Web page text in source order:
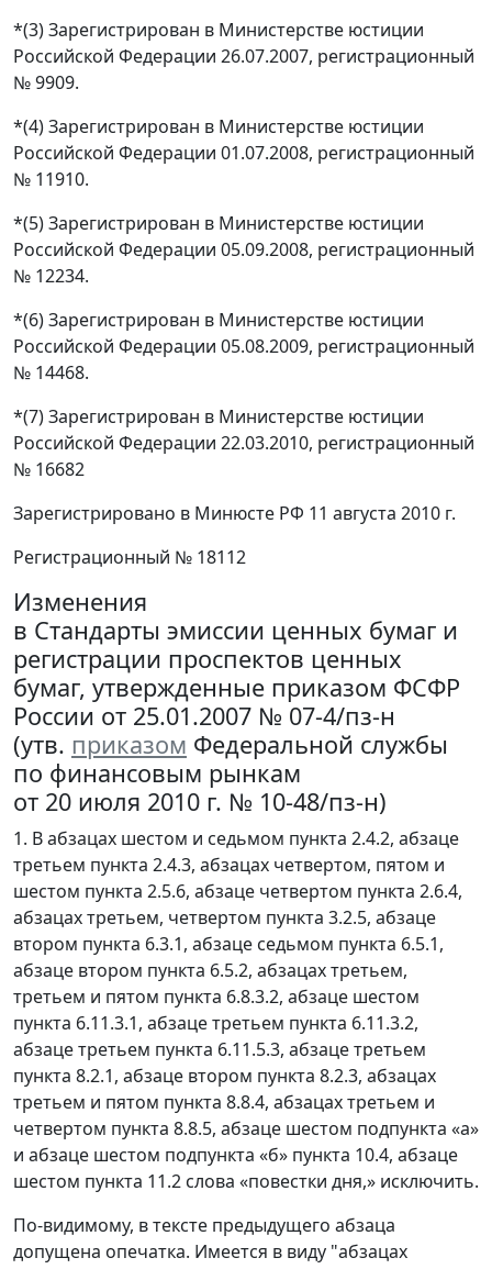
*(3) Зарегистрирован в Министерстве юстиции
Российской Федерации 26.07.2007, регистрационный
№ 9909.
*(4) Зарегистрирован в Министерстве юстиции
Российской Федерации 01.07.2008, регистрационный
№ 11910.
*(5) Зарегистрирован в Министерстве юстиции
Российской Федерации 05.09.2008, регистрационный
№ 12234.
*(6) Зарегистрирован в Министерстве юстиции
Российской Федерации 05.08.2009, регистрационный
№ 14468.
*(7) Зарегистрирован в Министерстве юстиции
Российской Федерации 22.03.2010, регистрационный
№ 16682
Зарегистрировано в Минюсте РФ 11 августа 2010 г.
Регистрационный № 18112
Изменения
в Стандарты эмиссии ценных бумаг и
регистрации проспектов ценных
бумаг, утвержденные приказом ФСФР
России от 25.01.2007 № 07-4/пз-н
(утв. приказом Федеральной службы
по финансовым рынкам
от 20 июля 2010 г. № 10-48/пз-н)
1. В абзацах шестом и седьмом пункта 2.4.2, абзаце
третьем пункта 2.4.3, абзацах четвертом, пятом и
шестом пункта 2.5.6, абзаце четвертом пункта 2.6.4,
абзацах третьем, четвертом пункта 3.2.5, абзаце
втором пункта 6.3.1, абзаце седьмом пункта 6.5.1,
абзаце втором пункта 6.5.2, абзацах третьем,
третьем и пятом пункта 6.8.3.2, абзаце шестом
пункта 6.11.3.1, абзаце третьем пункта 6.11.3.2,
абзаце третьем пункта 6.11.5.3, абзаце третьем
пункта 8.2.1, абзаце втором пункта 8.2.3, абзацах
третьем и пятом пункта 8.8.4, абзацах третьем и
четвертом пункта 8.8.5, абзаце шестом подпункта «а»
и абзаце шестом подпункта «б» пункта 10.4, абзаце
шестом пункта 11.2 слова «повестки дня,» исключить.
По-видимому, в тексте предыдущего абзаца
допущена опечатка. Имеется в виду "абзацах